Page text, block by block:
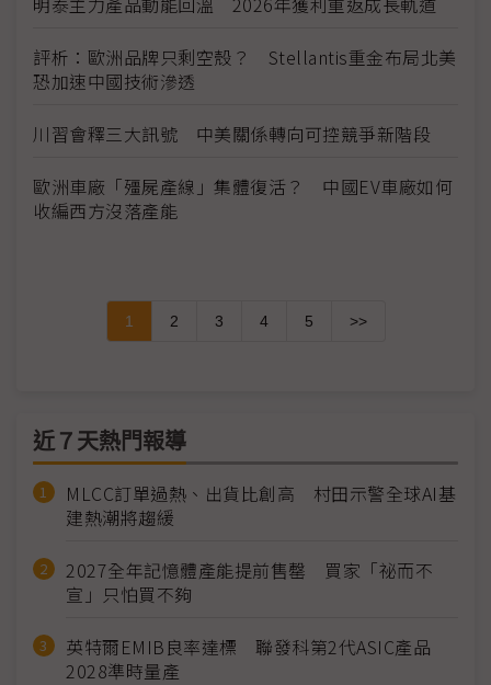
評析：歐洲品牌只剩空殼？ Stellantis重金布局北美
恐加速中國技術滲透
川習會釋三大訊號 中美關係轉向可控競爭新階段
歐洲車廠「殭屍產線」集體復活？ 中國EV車廠如何
收編西方沒落產能
1 2 3 4 5 >>
近７天熱門報導
MLCC訂單過熱、出貨比創高 村田示警全球AI基
建熱潮將趨緩
2027全年記憶體產能提前售罄 買家「祕而不
宣」只怕買不夠
英特爾EMIB良率達標 聯發科第2代ASIC產品
2028準時量產